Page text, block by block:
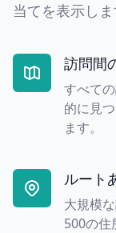
当てを表示しま
訪問間
すべて
的に見
ます。
ルート
大規模
500の住